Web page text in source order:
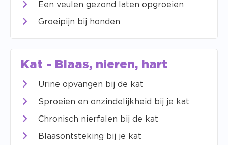
Een veulen gezond laten opgroeien
Groeipijn bij honden
Kat - Blaas, nieren, hart
Urine opvangen bij de kat
Sproeien en onzindelijkheid bij je kat
Chronisch nierfalen bij de kat
Blaasontsteking bij je kat